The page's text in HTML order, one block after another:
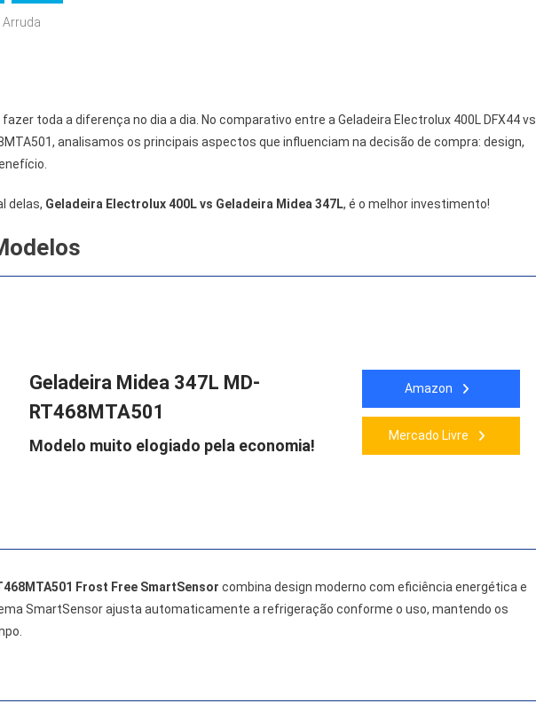
toda a diferença no dia a dia. No comparativo entre a Geladeira Electrolux 400L DFX44 vs
analisamos os principais aspectos que influenciam na decisão de compra: design,
delas, Geladeira Electrolux 400L vs Geladeira Midea 347L, é o melhor investimento!
Geladeira Midea 347L MD-
RT468MTA501
Modelo muito elogiado pela economia!
Amazon
Mercado Livre
Frost Free SmartSensor combina design moderno com eficiência energética e
SmartSensor ajusta automaticamente a refrigeração conforme o uso, mantendo os